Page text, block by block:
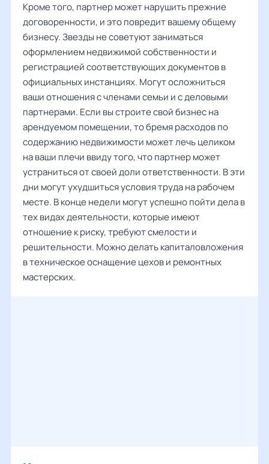
Кроме того, партнер может нарушить прежние
договоренности, и это повредит вашему общему
бизнесу. Звезды не советуют заниматься
оформлением недвижимой собственности и
регистрацией соответствующих документов в
официальных инстанциях. Могут осложниться
ваши отношения с членами семьи и с деловыми
партнерами. Если вы строите свой бизнес на
арендуемом помещении, то бремя расходов по
содержанию недвижимости может лечь целиком
на ваши плечи ввиду того, что партнер может
устраниться от своей доли ответственности. В эти
дни могут ухудшиться условия труда на рабочем
месте. В конце недели могут успешно пойти дела в
тех видах деятельности, которые имеют
отношение к риску, требуют смелости и
решительности. Можно делать капиталовложения
в техническое оснащение цехов и ремонтных
мастерских.